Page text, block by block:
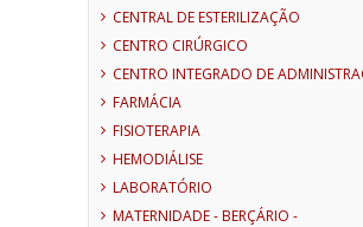
CENTRAL DE ESTERILIZAÇÃO
CENTRO CIRÚRGICO
CENTRO INTEGRADO DE
FARMÁCIA
FISIOTERAPIA
HEMODIÁLISE
LABORATÓRIO
MATERNIDADE - BERÇÁRIO -